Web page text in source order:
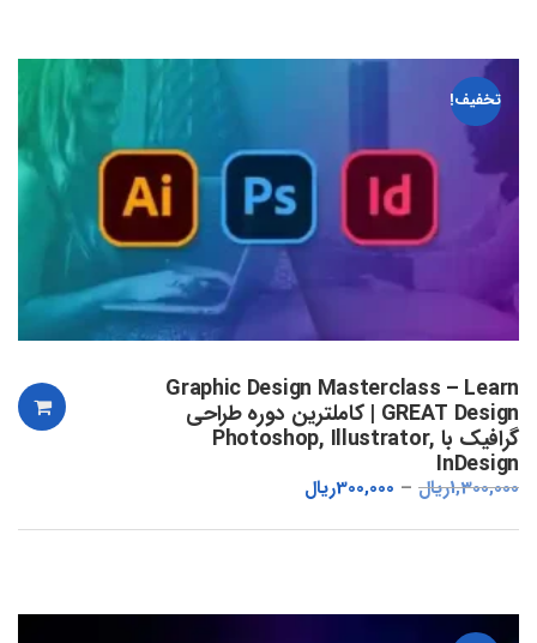
تخفیف!
Graphic Design Masterclass – Learn
GREAT Design | کاملترین دوره طراحی
گرافیک با Photoshop, Illustrator,
InDesign
1,300,000ریال 300,000ریال